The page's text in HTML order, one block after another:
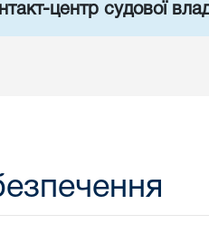
центр судової